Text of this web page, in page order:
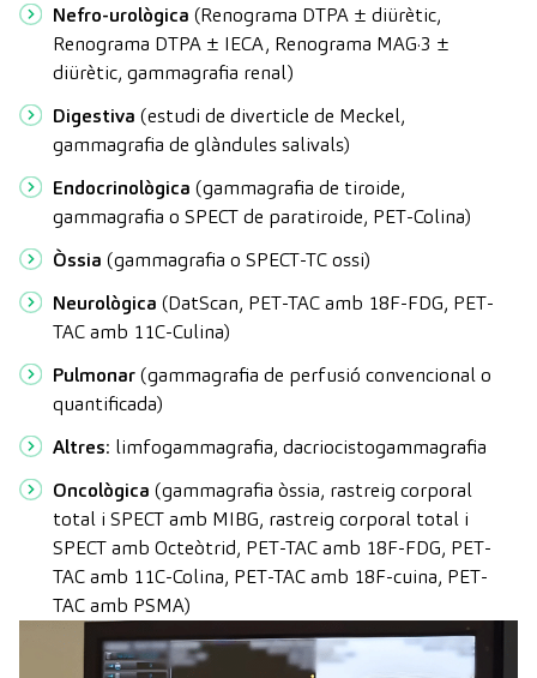
Nefro-urològica (Renograma DTPA ± diürètic,
Renograma DTPA ± IECA, Renograma MAG·3 ±
diürètic, gammagrafia renal)
Digestiva (estudi de diverticle de Meckel,
gammagrafia de glàndules salivals)
Endocrinològica (gammagrafia de tiroide,
gammagrafia o SPECT de paratiroide, PET-Colina)
Òssia (gammagrafia o SPECT-TC ossi)
Neurològica (DatScan, PET-TAC amb 18F-FDG, PET-
TAC amb 11C-Culina)
Pulmonar(gammagrafia de perfusió convencional o
quantificada)
Altres: limfogammagrafia, dacriocistogammagrafia
Oncològica (gammagrafia òssia, rastreig corporal
total i SPECT amb MIBG, rastreig corporal total i
SPECT amb Octeòtrid, PET-TAC amb 18F-FDG, PET-
TAC amb 11C-Colina, PET-TAC amb 18F-cuina, PET-
TAC amb PSMA)